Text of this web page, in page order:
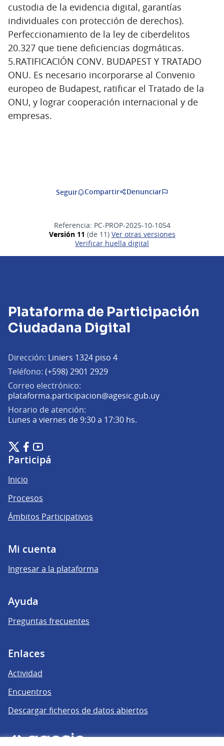
custodia de la evidencia digital, garantías
individuales con protección de derechos).
Perfeccionamiento de la ley de ciberdelitos
20.327 que tiene deficiencias dogmáticas.
5.RATIFICACIÓN CONV. BUDAPEST Y TRATADO
ONU. Es necesario incorporarse al Convenio
europeo de Budapest, ratificar el Tratado de la
ONU, y lograr cooperación internacional y de
empresas.
Seguir Compartir Denunciar
Referencia: PC-PROP-2025-10-1054
Versión 11 (de 11)
ver otras versiones
Verificar huella digital
Plataforma de Participación
Ciudadana Digital
Dirección: Liniers 1324 piso 4
Teléfono: (+598) 2901 2929
Correo electrónico:
plataforma.participacion@agesic.gub.uy(Abrir en una
Horario de atención:
Lunes a viernes de 9:30 a 17:30 hs.
Plataforma de Participación Ciudadana Digital en X
(Enlace externo)
Plataforma de Participación Ciudadana Digital en Facebook
(Enlace externo)
Plataforma de Participación Ciudadana Digital en
(Enlace externo)
Participá
Inicio
Procesos
Ámbitos Participativos
Mi cuenta
Ingresar a la plataforma
Ayuda
Preguntas frecuentes
Enlaces
Actividad
Encuentros
Descargar ficheros de datos abiertos